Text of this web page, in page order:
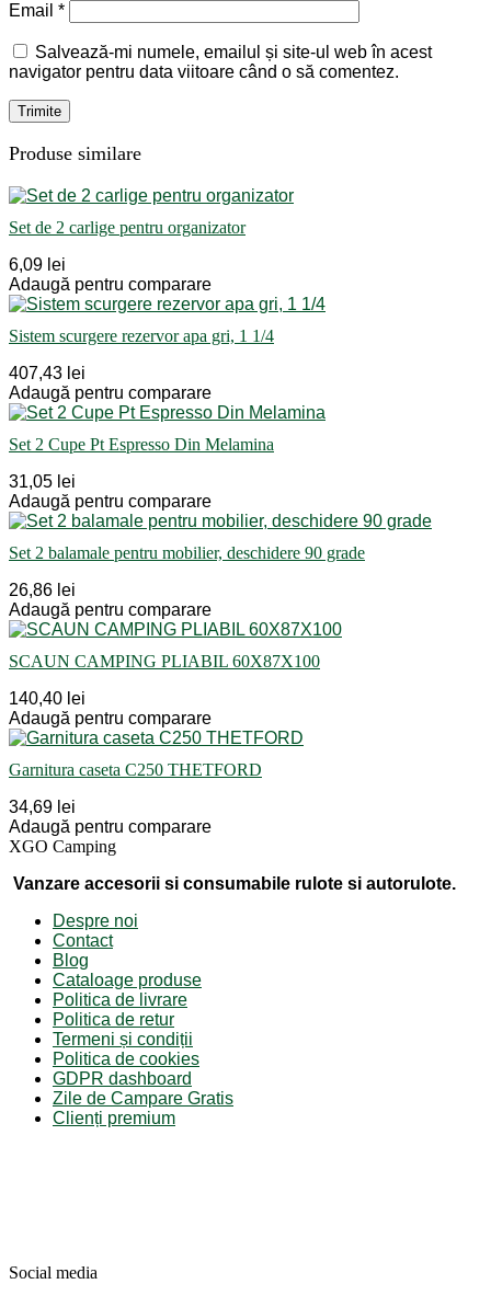
Email *
Salvează-mi numele, emailul și site-ul web în acest
navigator pentru data viitoare când o să comentez.
Produse similare
Set de 2 carlige pentru organizator
6,09 lei
Adaugă pentru comparare
Sistem scurgere rezervor apa gri, 1 1/4
407,43 lei
Adaugă pentru comparare
Set 2 Cupe Pt Espresso Din Melamina
31,05 lei
Adaugă pentru comparare
Set 2 balamale pentru mobilier, deschidere 90 grade
26,86 lei
Adaugă pentru comparare
SCAUN CAMPING PLIABIL 60X87X100
140,40 lei
Adaugă pentru comparare
Garnitura caseta C250 THETFORD
34,69 lei
Adaugă pentru comparare
XGO Camping
Vanzare accesorii si consumabile rulote si autorulote.
Despre noi
Contact
Blog
Cataloage produse
Politica de livrare
Politica de retur
Termeni și condiții
Politica de cookies
GDPR dashboard
Zile de Campare Gratis
Clienți premium
Social media